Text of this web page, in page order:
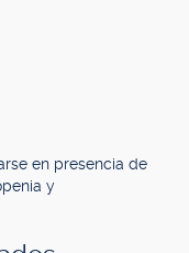
en presencia de
y